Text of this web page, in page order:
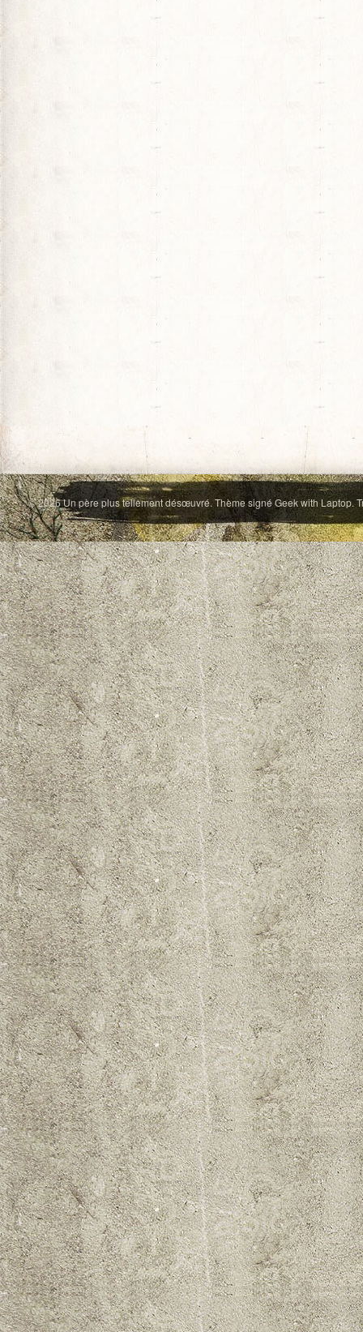
© 2026Un père plus tellement désœuvré. Thème signéGeek with Laptop.